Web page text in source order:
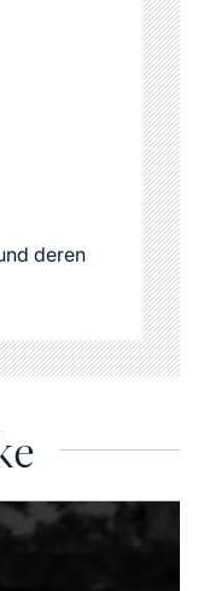
deren